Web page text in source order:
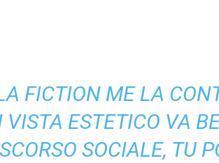
FICTION ME LA
VISTA ESTETICO VA
SOCIALE, TU